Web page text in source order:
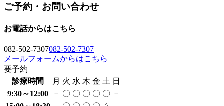
ご予約・お問い合わせ
お電話からはこちら
082-502-7307082-502-7307
メールフォームからはこちら
要予約
診療時間
月 火 水 木 金 土 日
9:30～12:00
－ 〇 〇 〇 〇 〇 －